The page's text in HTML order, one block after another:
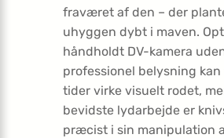
fraværet af den – der
uhyggen dybt i maven.
håndholdt DV-kamera
professionel belysning
tider virke visuelt rodet,
bevidste lydarbejde er
præcist i sin manipulation